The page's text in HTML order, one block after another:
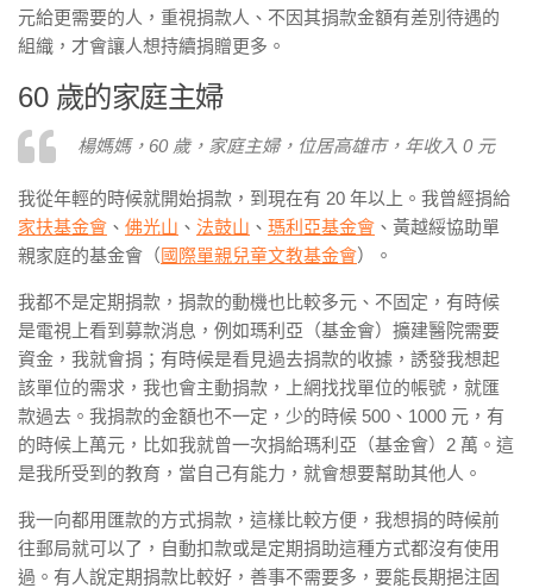
元給更需要的人，重視捐款人、不因其捐款金額有差別待遇的
組織，才會讓人想持續捐贈更多。
60 歲的家庭主婦
楊媽媽，60 歲，家庭主婦，位居高雄市，年收入 0 元
我從年輕的時候就開始捐款，到現在有 20 年以上。我曾經捐給
家扶基金會 、 佛光山 、 法鼓山 、 瑪利亞基金會 、黃越綏協助單
親家庭的基金會（國際單親兒童文教基金會）。
我都不是定期捐款，捐款的動機也比較多元、不固定，有時候
是電視上看到募款消息，例如瑪利亞（基金會）擴建醫院需要
資金，我就會捐；有時候是看見過去捐款的收據，誘發我想起
該單位的需求，我也會主動捐款，上網找找單位的帳號，就匯
款過去。我捐款的金額也不一定，少的時候 500、1000 元，有
的時候上萬元，比如我就曾一次捐給瑪利亞（基金會）2 萬。這
是我所受到的教育，當自己有能力，就會想要幫助其他人。
我一向都用匯款的方式捐款，這樣比較方便，我想捐的時候前
往郵局就可以了，自動扣款或是定期捐助這種方式都沒有使用
過。有人說定期捐款比較好，善事不需要多，要能長期挹注固